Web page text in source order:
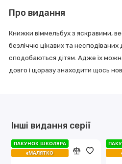
Про видання
Книжки віммельбух з яскравими,
безліччю цікавих та
сподобаються дітям. Адже їх
довго і щоразу знаходити щось
Інші видання серії
ПАКУНОК ШКОЛЯРА
єМАЛЯТКО
ПАКУНОК ШКОЛЯРА
єМАЛЯТКО